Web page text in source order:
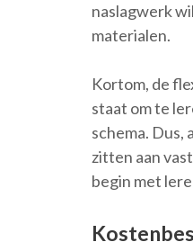
naslagwerk
materialen.
Kortom, de
staat om te
schema.
zitten aan
begin met